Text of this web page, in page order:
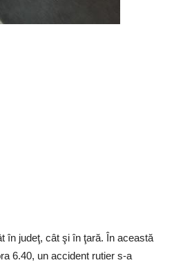
în judeţ, cât şi în ţară. În această
6.40, un accident rutier s-a